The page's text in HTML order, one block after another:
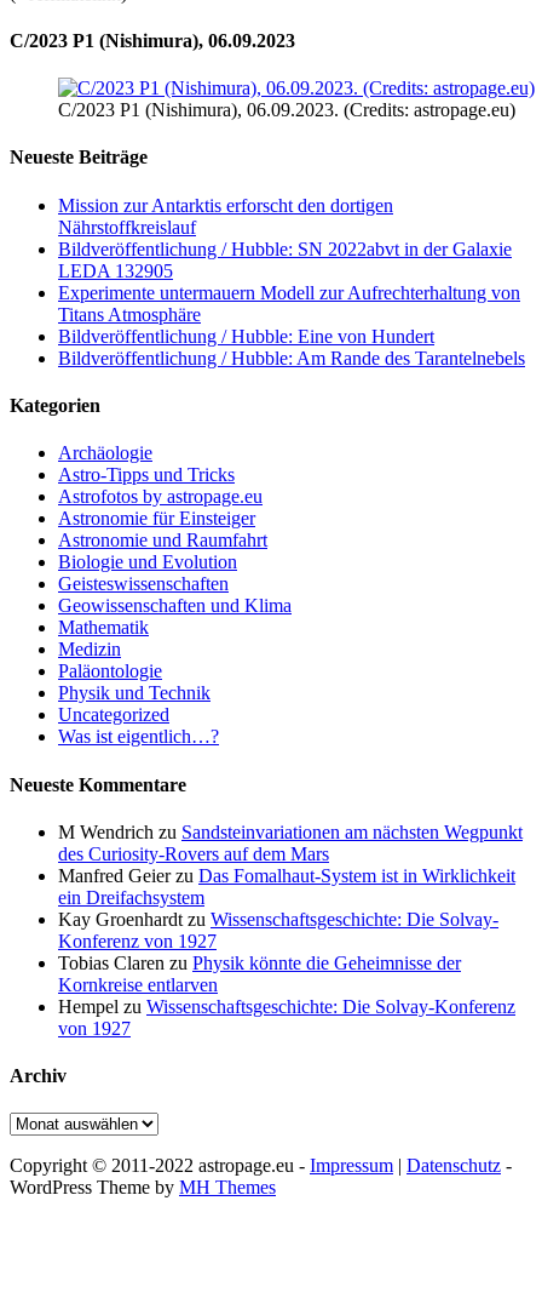
C/2023 P1 (Nishimura), 06.09.2023
C/2023 P1 (Nishimura), 06.09.2023. (Credits: astropage.eu)
Neueste Beiträge
Mission zur Antarktis erforscht den dortigen
Nährstoffkreislauf
Bildveröffentlichung / Hubble: SN 2022abvt in der Galaxie
LEDA 132905
Experimente untermauern Modell zur Aufrechterhaltung von
Titans Atmosphäre
Bildveröffentlichung / Hubble: Eine von Hundert
Bildveröffentlichung / Hubble: Am Rande des Tarantelnebels
Kategorien
Archäologie
Astro-Tipps und Tricks
Astrofotos by astropage.eu
Astronomie für Einsteiger
Astronomie und Raumfahrt
Biologie und Evolution
Geisteswissenschaften
Geowissenschaften und Klima
Mathematik
Medizin
Paläontologie
Physik und Technik
Uncategorized
Was ist eigentlich…?
Neueste Kommentare
M Wendrich zu Sandsteinvariationen am nächsten Wegpunkt
des Curiosity-Rovers auf dem Mars
Manfred Geierzu Das Fomalhaut-System ist in Wirklichkeit
ein Dreifachsystem
Kay Groenhardt zu Wissenschaftsgeschichte: Die Solvay-
Konferenz von 1927
Tobias Claren zu Physik könnte die Geheimnisse der
Kornkreise entlarven
Hempel zu Wissenschaftsgeschichte: Die Solvay-Konferenz
von 1927
Archiv
Archiv
Copyright © 2011-2022 astropage.eu - Impressum | Datenschutz -
WordPress Theme by MH Themes